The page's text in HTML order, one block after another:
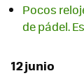
Pocos
de pádel.
12 junio